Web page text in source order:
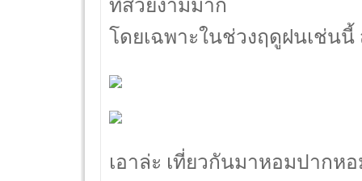
ที่สวยงามมาก
โดยเฉพาะในช่วงฤดูฝนเช่น
เอาล่ะ เที่ยวกันมาหอมปากห